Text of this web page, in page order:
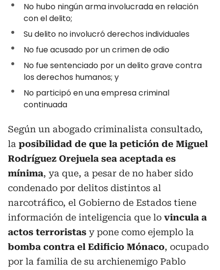
No hubo ningún arma involucrada en relación
con el delito;
Su delito no involucró derechos individuales
No fue acusado por un crimen de odio
No fue sentenciado por un delito grave contra
los derechos humanos; y
No participó en una empresa criminal
continuada
Según un abogado criminalista consultado,
la posibilidad de que la petición de Miguel
Rodríguez Orejuela sea aceptada es
mínima, ya que, a pesar de no haber sido
condenado por delitos distintos al
narcotráfico, el Gobierno de Estados tiene
información de inteligencia que lo vincula a
actos terroristas y pone como ejemplo la
bomba contra el Edificio Mónaco, ocupado
por la familia de su archienemigo Pablo